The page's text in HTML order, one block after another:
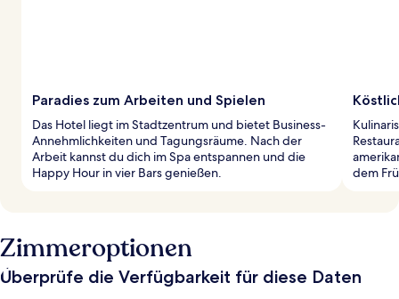
Paradies zum Arbeiten und Spielen
Das Hotel liegt im Stadtzentrum und bietet Business-
Annehmlichkeiten und Tagungsräume. Nach der
Arbeit kannst du dich im Spa entspannen und die
Happy Hour in vier Bars genießen.
dem
Zimmeroptionen
Überprüfe die Verfügbarkeit für diese Daten